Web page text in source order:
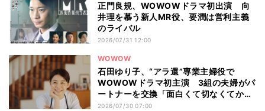
正門良規、WOWOWドラマ初出演 向
井理を慕う新人MR役、要潤は営利主義
のライバル
2026/07/31 12:00
WOWOW
石田ゆり子、“アラ還”専業主婦役で
WOWOWドラマ初主演 3組の夫婦がパ
ートナーを交換「面白くて切なくてかわ
いいお話」
2026/07/30 07:00